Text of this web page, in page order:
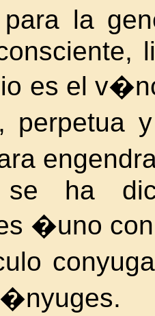
la
es el
ha
�uno